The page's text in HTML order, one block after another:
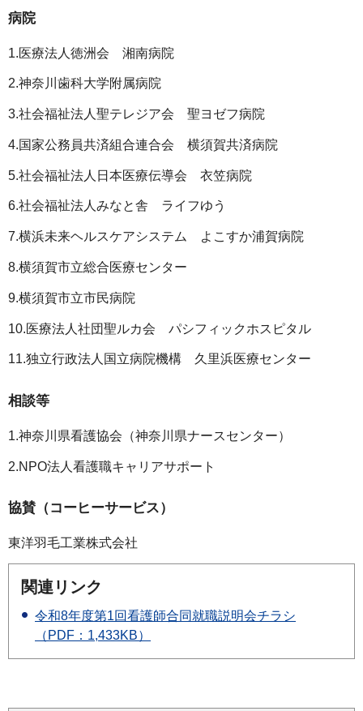
病院
1.医療法人徳洲会 湘南病院
2.神奈川歯科大学附属病院
3.社会福祉法人聖テレジア会 聖ヨゼフ病院
4.国家公務員共済組合連合会 横須賀共済病院
5.社会福祉法人日本医療伝導会 衣笠病院
6.社会福祉法人みなと舎 ライフゆう
7.横浜未来ヘルスケアシステム よこすか浦賀病院
8.横須賀市立総合医療センター
9.横須賀市立市民病院
10.医療法人社団聖ルカ会 パシフィックホスピタル
11.独立行政法人国立病院機構 久里浜医療センター
相談等
1.神奈川県看護協会（神奈川県ナースセンター）
2.NPO法人看護職キャリアサポート
協賛（コーヒーサービス）
東洋羽毛工業株式会社
関連リンク
令和8年度第1回看護師合同就職説明会チラシ
（PDF：1,433KB）